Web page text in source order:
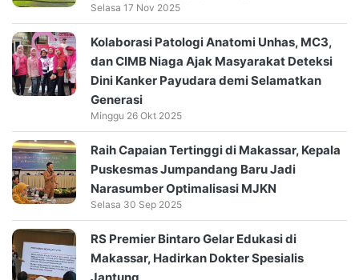
Selasa 17 Nov 2025
Kolaborasi Patologi Anatomi Unhas, MC3,
dan CIMB Niaga Ajak Masyarakat Deteksi
Dini Kanker Payudara demi Selamatkan
Generasi
Minggu 26 Okt 2025
Raih Capaian Tertinggi di Makassar, Kepala
Puskesmas Jumpandang Baru Jadi
Narasumber Optimalisasi MJKN
Selasa 30 Sep 2025
RS Premier Bintaro Gelar Edukasi di
Makassar, Hadirkan Dokter Spesialis
Jantung